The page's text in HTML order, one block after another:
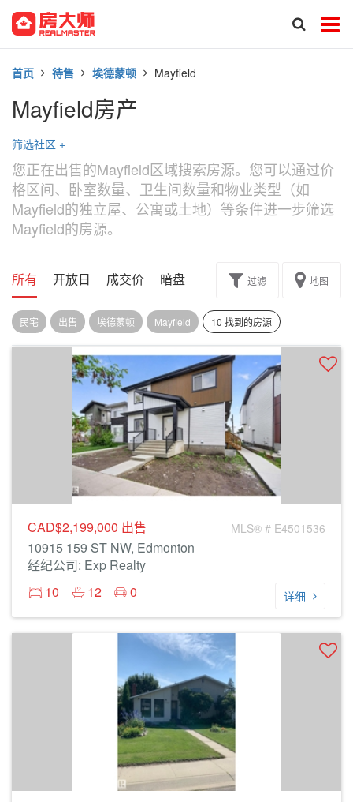
首页 待售 埃德蒙顿 Mayfield
Mayfield房产
筛选社区 +
您正在出售的Mayfield区域搜索房源。您可以通过价
格区间、卧室数量、卫生间数量和物业类型（如
Mayfield的独立屋、公寓或土地）等条件进一步筛选
Mayfield的房源。
所有 开放日 成交价 暗盘 楼花转让过滤 地图
民宅 出售 埃德蒙顿 Mayfield 10 找到的房源
CAD$2,199,000 出售 MLS® # E4501536
10915 159 ST NW, Edmonton
经纪公司: Exp Realty
10
12 0 详细